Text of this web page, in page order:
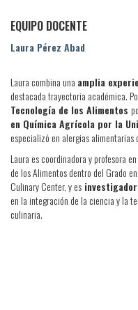
EQUIPO DOCENTE
Laura Pérez Abad
Laura combina una amplia
destacada trayectoria académica.
Tecnología de los Alimentos
en Química Agrícola por la
especializó en alergias alimentarias
Laura es coordinadora y profesora
de los Alimentos dentro del Grado
Culinary Center, y es
en la integración de la ciencia y la
culinaria.